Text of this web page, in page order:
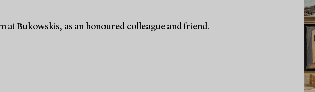
at Bukowskis, as an honoured colleague and friend.